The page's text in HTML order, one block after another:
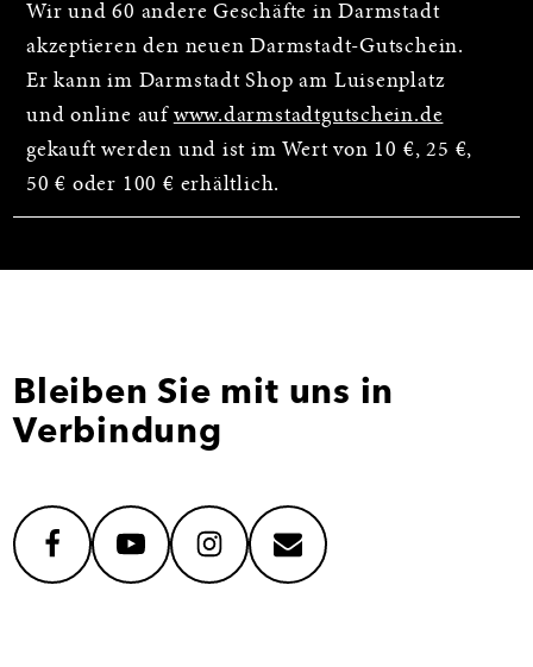
Wir und 60 andere Geschäfte in Darmstadt
akzeptieren den neuen Darmstadt-Gutschein.
Er kann im Darmstadt Shop am Luisenplatz
und online auf www.darmstadtgutschein.de
gekauft werden und ist im Wert von 10 €, 25 €,
50 € oder 100 € erhältlich.
Bleiben Sie mit uns in
Verbindung
facebookyoutubeinstagrammail